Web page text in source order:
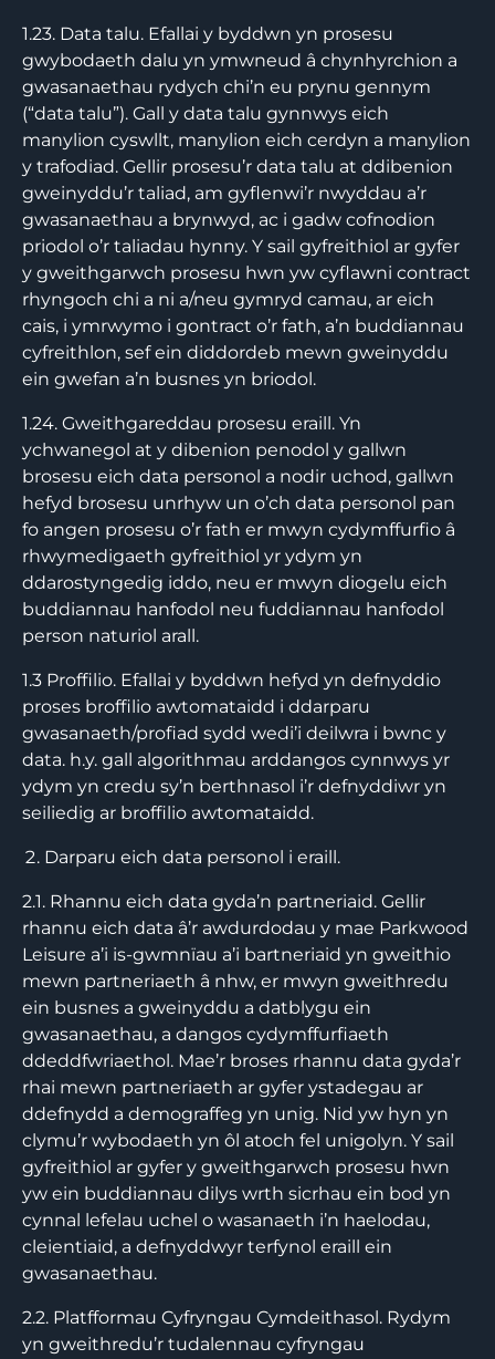
1.23. Data talu. Efallai y byddwn yn prosesu
gwybodaeth dalu yn ymwneud â chynhyrchion a
gwasanaethau rydych chi’n eu prynu gennym
(“data talu”). Gall y data talu gynnwys eich
manylion cyswllt, manylion eich cerdyn a manylion
y trafodiad. Gellir prosesu’r data talu at ddibenion
gweinyddu’r taliad, am gyflenwi’r nwyddau a’r
gwasanaethau a brynwyd, ac i gadw cofnodion
priodol o’r taliadau hynny. Y sail gyfreithiol ar gyfer
y gweithgarwch prosesu hwn yw cyflawni contract
rhyngoch chi a ni a/neu gymryd camau, ar eich
cais, i ymrwymo i gontract o’r fath, a’n buddiannau
cyfreithlon, sef ein diddordeb mewn gweinyddu
ein gwefan a’n busnes yn briodol.
1.24. Gweithgareddau prosesu eraill. Yn
ychwanegol at y dibenion penodol y gallwn
brosesu eich data personol a nodir uchod, gallwn
hefyd brosesu unrhyw un o’ch data personol pan
fo angen prosesu o’r fath er mwyn cydymffurfio â
rhwymedigaeth gyfreithiol yr ydym yn
ddarostyngedig iddo, neu er mwyn diogelu eich
buddiannau hanfodol neu fuddiannau hanfodol
person naturiol arall.
1.3 Proffilio. Efallai y byddwn hefyd yn defnyddio
proses broffilio awtomataidd i ddarparu
gwasanaeth/profiad sydd wedi’i deilwra i bwnc y
data. h.y. gall algorithmau arddangos cynnwys yr
ydym yn credu sy’n berthnasol i’r defnyddiwr yn
seiliedig ar broffilio awtomataidd.
Darparu eich data personol i eraill.
2.1. Rhannu eich data gyda’n partneriaid. Gellir
rhannu eich data â’r awdurdodau y mae Parkwood
Leisure a’i is-gwmnïau a’i bartneriaid yn gweithio
mewn partneriaeth â nhw, er mwyn gweithredu
ein busnes a gweinyddu a datblygu ein
gwasanaethau, a dangos cydymffurfiaeth
ddeddfwriaethol. Mae’r broses rhannu data gyda’r
rhai mewn partneriaeth ar gyfer ystadegau ar
ddefnydd a demograffeg yn unig. Nid yw hyn yn
clymu’r wybodaeth yn ôl atoch fel unigolyn. Y sail
gyfreithiol ar gyfer y gweithgarwch prosesu hwn
yw ein buddiannau dilys wrth sicrhau ein bod yn
cynnal lefelau uchel o wasanaeth i’n haelodau,
cleientiaid, a defnyddwyr terfynol eraill ein
gwasanaethau.
2.2. Platfformau Cyfryngau Cymdeithasol. Rydym
yn gweithredu’r tudalennau cyfryngau